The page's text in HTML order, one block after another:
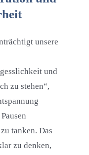
unsere
und
zu stehen“,
tanken. Das
zu denken,